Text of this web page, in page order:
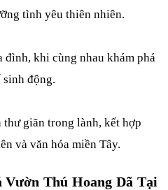
tình yêu thiên nhiên.
đình, khi cùng nhau khám phá
động.
giãn trong lành, kết hợp
và văn hóa miền Tây.
Vườn Thú Hoang Dã Tại